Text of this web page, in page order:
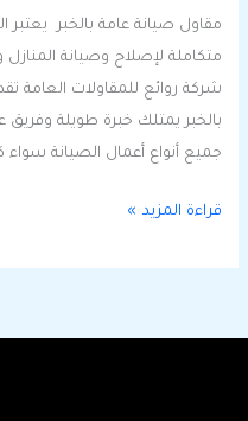
مقاول صيانة عامة بالخبر
متكاملة لإصلاح وصيانة المنازل
شركة روائع للمقاولات العامة
بالخبر يمتلك خبرة طويلة
جميع أنواع أعمال الصيانة سواء
قراءة المزيد »